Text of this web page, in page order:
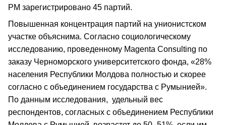
РМ зарегистрировано 45 партий.
Повышенная концентрация партий на унионистском
участке объяснима. Согласно социологическому
исследованию, проведенному Magenta Consulting по
заказу Черноморского университетского фонда, «28%
населения Республики Молдова полностью и скорее
согласно с объединением государства с Румынией».
По данным исследования, удельный вес
респондентов, согласных с объединением Республики